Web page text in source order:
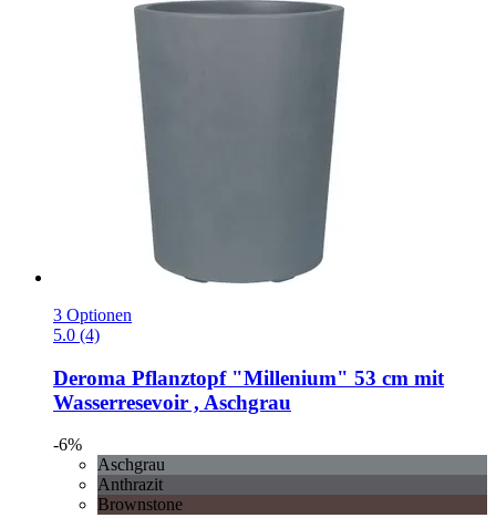
3 Optionen
5.0 (4)
Deroma Pflanztopf "Millenium" 53 cm mit
Wasserresevoir , Aschgrau
-6%
Aschgrau
Anthrazit
Brownstone